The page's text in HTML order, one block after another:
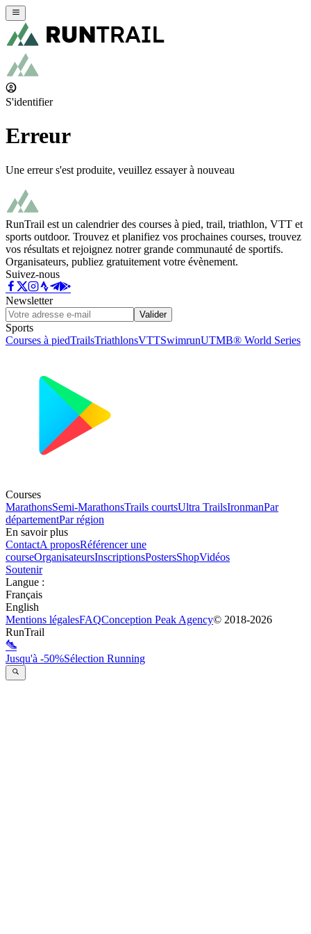
S'identifier
Erreur
Une erreur s'est produite, veuillez essayer à nouveau
RunTrail est un calendrier des courses à pied, trail, triathlon, VTT et
sports outdoor. Trouvez et planifiez vos prochaines courses, trouvez
vos résultats et rejoignez notrer grande communauté de sportifs.
Organisateurs, publiez gratuitement votre évènement.
Suivez-nous
Newsletter
Valider
Sports
Courses à piedTrailsTriathlonsVTTSwimrunUTMB® World Series
Courses
MarathonsSemi-MarathonsTrails courtsUltra TrailsIronmanPar
départementPar région
En savoir plus
ContactA proposRéférencer une
courseOrganisateursInscriptionsPostersShopVidéos
Soutenir
Langue :
Français
English
Mentions légalesFAQConception Peak Agency© 2018-2026
RunTrail
Jusqu'à -50%Sélection Running